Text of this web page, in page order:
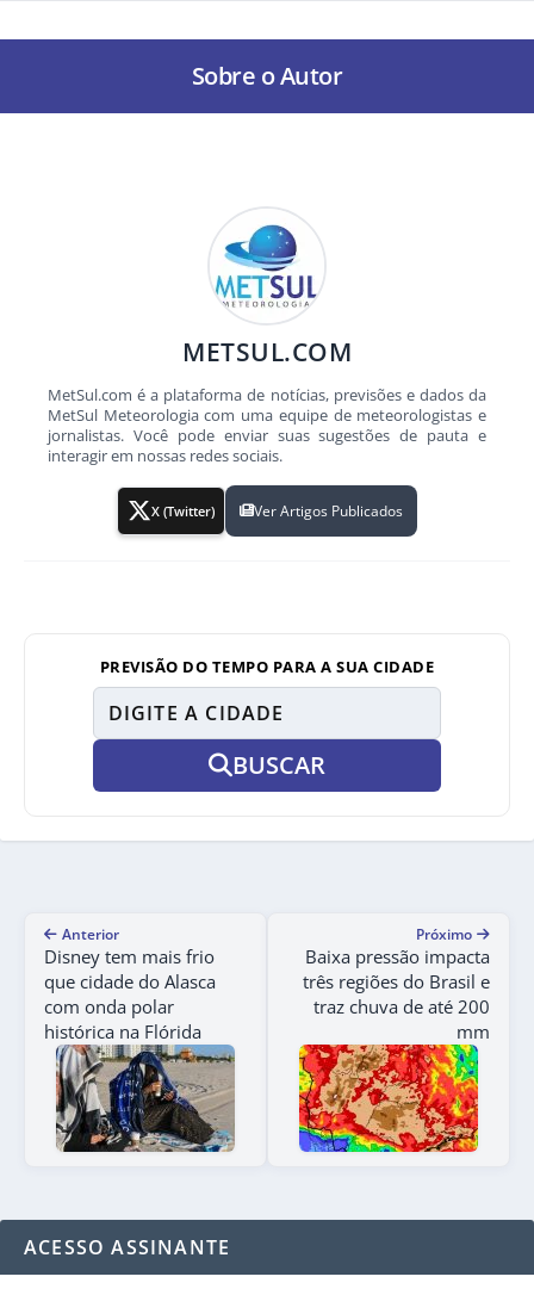
Sobre o Autor
METSUL.COM
MetSul.com é a plataforma de notícias, previsões e dados da
MetSul Meteorologia com uma equipe de meteorologistas e
jornalistas. Você pode enviar suas sugestões de pauta e
interagir em nossas redes sociais.
X (Twitter) Ver Artigos Publicados
PREVISÃO DO TEMPO PARA A SUA CIDADE
BUSCAR
Anterior
Disney tem mais frio
que cidade do Alasca
com onda polar
histórica na Flórida
Próximo
Baixa pressão impacta
três regiões do Brasil e
traz chuva de até 200
mm
ACESSO ASSINANTE